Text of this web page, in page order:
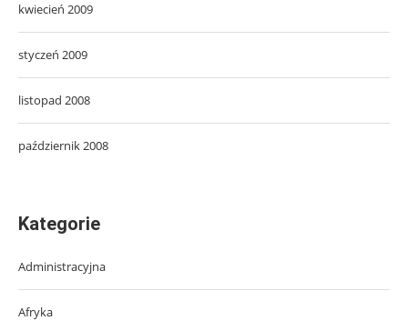
kwiecień 2009
styczeń 2009
listopad 2008
październik 2008
Kategorie
Administracyjna
Afryka